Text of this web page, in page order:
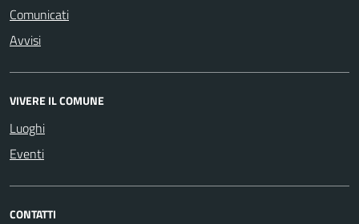
Comunicati
Avvisi
VIVERE IL COMUNE
Luoghi
Eventi
CONTATTI